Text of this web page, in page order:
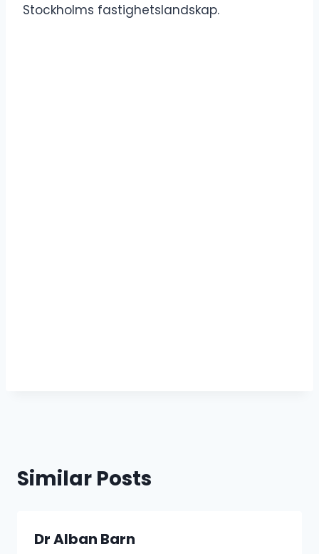
Stockholms fastighetslandskap.
Similar Posts
Dr Alban Barn